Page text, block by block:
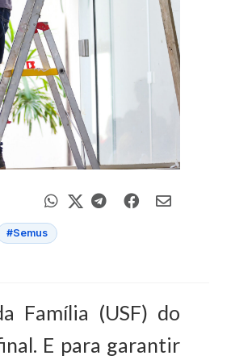
#Semus
Família (USF) do
E para garantir